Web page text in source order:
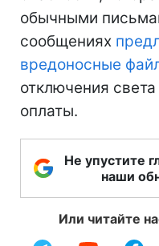
обычными
сообщениях
вредоносные
отключения
оплаты.
Не упустите
наши
Или читайте